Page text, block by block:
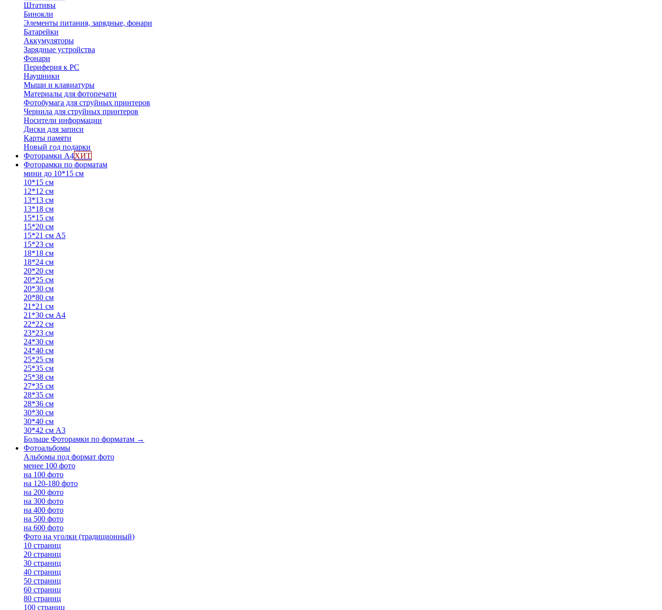
Штативы
Бинокли
Элементы питания, зарядные, фонари
Батарейки
Аккумуляторы
Зарядные устройства
Фонари
Периферия к PC
Наушники
Мыши и клавиатуры
Материалы для фотопечати
Фотобумага для струйных принтеров
Чернила для струйных принтеров
Носители информации
Диски для записи
Карты памяти
Новый год подарки
Фоторамки А4ХИТ
Фоторамки по форматам
мини до 10*15 см
10*15 см
12*12 см
13*13 см
13*18 см
15*15 см
15*20 см
15*21 см А5
15*23 см
18*18 см
18*24 см
20*20 см
20*25 см
20*30 см
20*80 см
21*21 см
21*30 см А4
22*22 см
23*23 см
24*30 см
24*40 см
25*25 см
25*35 см
25*38 см
27*35 см
28*35 см
28*36 см
30*30 см
30*40 см
30*42 см А3
Больше Фоторамки по форматам →
Фотоальбомы
Альбомы под формат фото
менее 100 фото
на 100 фото
на 120-180 фото
на 200 фото
на 300 фото
на 400 фото
на 500 фото
на 600 фото
Фото на уголки (традиционный)
10 страниц
20 страниц
30 страниц
40 страниц
50 страниц
60 страниц
80 страниц
100 страниц